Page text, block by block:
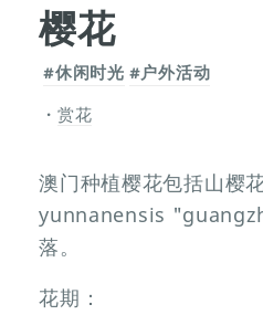
樱花
#休闲时光 #户外活动
赏花
澳门种植樱花包括山樱
yunnanensis
落。
花期：